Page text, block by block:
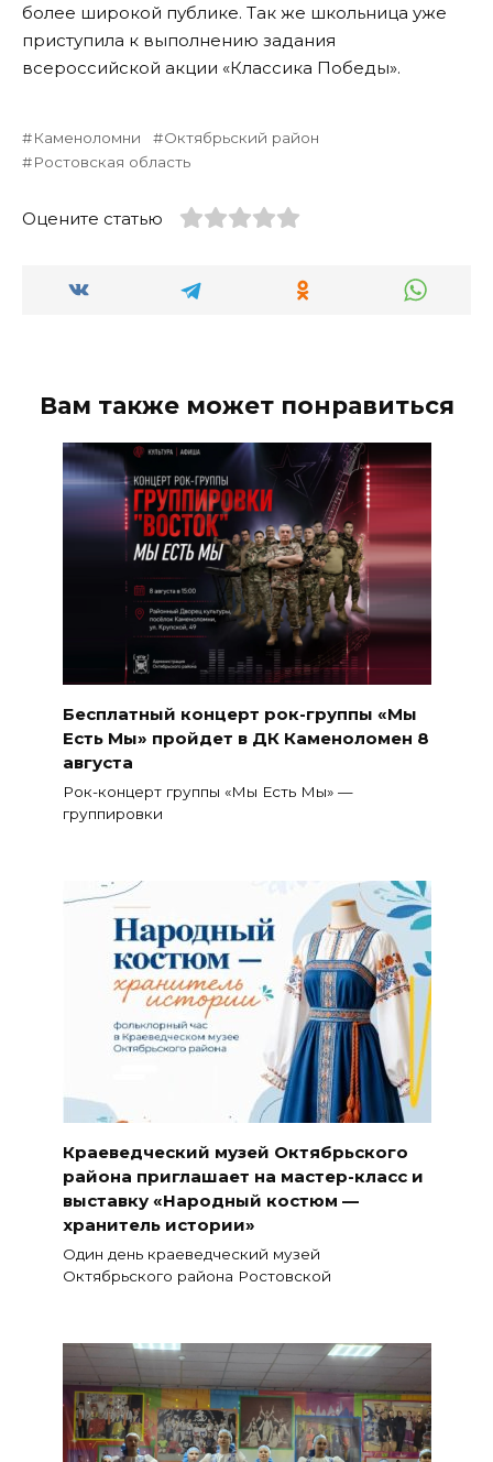
более широкой публике. Так же школьница уже
приступила к выполнению задания
всероссийской акции «Классика Победы».
Каменоломни
Октябрьский район
Ростовская область
Оцените статью
Вам также может понравиться
Бесплатный концерт рок-группы «Мы
Есть Мы» пройдет в ДК Каменоломен 8
августа
Рок-концерт группы «Мы Есть Мы» —
группировки
Краеведческий музей Октябрьского
района приглашает на мастер-класс и
выставку «Народный костюм —
хранитель истории»
Один день краеведческий музей
Октябрьского района Ростовской